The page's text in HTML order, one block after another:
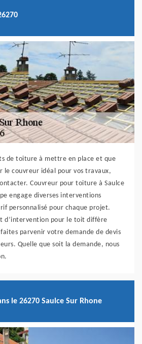
de toiture à mettre en place et que
le couvreur idéal pour vos travaux,
Couvreur pour toiture à Saulce
engage diverses interventions
personnalisé pour chaque projet.
d’intervention pour le toit diffère
parvenir votre demande de devis
Quelle que soit la demande, nous
le 26270 Saulce Sur Rhone